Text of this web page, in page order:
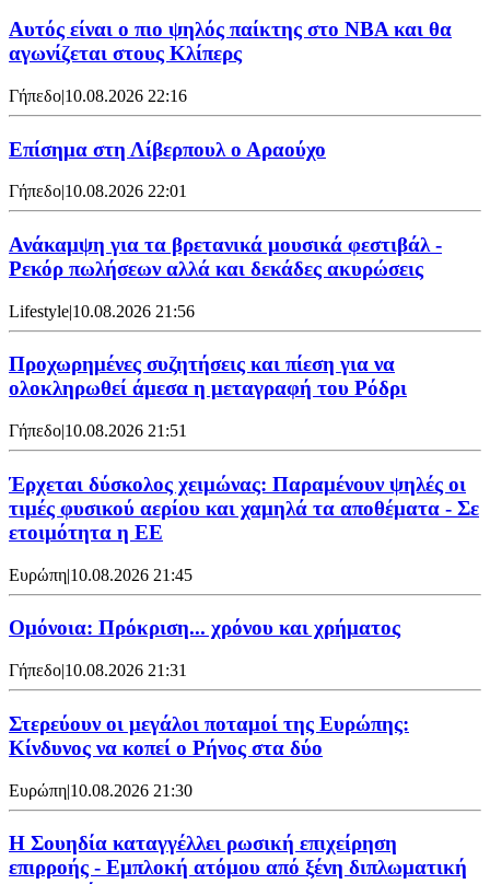
Αυτός είναι ο πιο ψηλός παίκτης στο NBA και θα
αγωνίζεται στους Κλίπερς
Γήπεδο|10.08.2026 22:16
Επίσημα στη Λίβερπουλ ο Αραούχο
Γήπεδο|10.08.2026 22:01
Ανάκαμψη για τα βρετανικά μουσικά φεστιβάλ -
Ρεκόρ πωλήσεων αλλά και δεκάδες ακυρώσεις
Lifestyle|10.08.2026 21:56
Προχωρημένες συζητήσεις και πίεση για να
ολοκληρωθεί άμεσα η μεταγραφή του Ρόδρι
Γήπεδο|10.08.2026 21:51
Έρχεται δύσκολος χειμώνας: Παραμένουν ψηλές οι
τιμές φυσικού αερίου και χαμηλά τα αποθέματα - Σε
ετοιμότητα η ΕΕ
Ευρώπη|10.08.2026 21:45
Ομόνοια: Πρόκριση... χρόνου και χρήματος
Γήπεδο|10.08.2026 21:31
Στερεύουν οι μεγάλοι ποταμοί της Ευρώπης:
Κίνδυνος να κοπεί ο Ρήνος στα δύο
Ευρώπη|10.08.2026 21:30
Η Σουηδία καταγγέλλει ρωσική επιχείρηση
επιρροής - Εμπλοκή ατόμου από ξένη διπλωματική